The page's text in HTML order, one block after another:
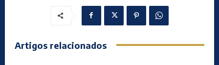
Artigos relacionados